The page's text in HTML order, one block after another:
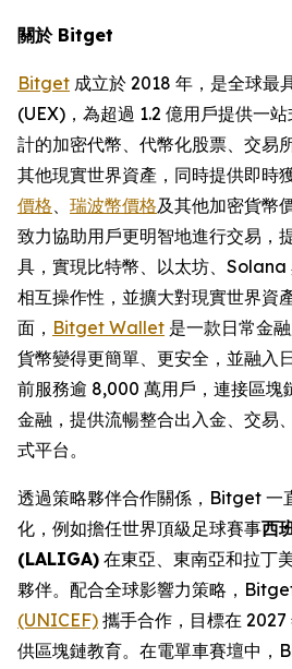
關於 Bitget
Bitget 成立於 2018 年，是全球最
(UEX)，為超過 1.2 億用戶提供一
計的加密代幣、代幣化股票、交易
其他現實世界資產，同時提供即時
價格、 瑞波幣價格及其他加密貨幣
致力協助用戶更明智地進行交易，
具，實現比特幣、以太坊、
相互操作性，並擴大對現實世界資
面， Bitget Wallet 是一款日常金
貨幣變得更簡單、更安全，並融入
前服務逾 8,000 萬用戶，連接區塊
金融，提供流暢整合出入金、交易
式平台。
透過策略夥伴合作關係，Bitget 一
化，例如擔任世界頂級足球賽事西
(LALIGA) 在東亞、東南亞和拉丁
夥伴。配合全球影響力策略，
(UNICEF) 攜手合作，目標在
供區塊鏈教育。在電單車賽壇中，